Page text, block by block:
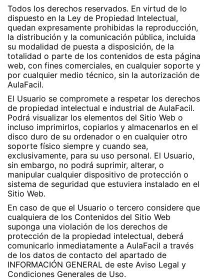
Todos los derechos reservados. En virtud de lo
dispuesto en la Ley de Propiedad Intelectual,
quedan expresamente prohibidas la reproducción,
la distribución y la comunicación pública, incluida
su modalidad de puesta a disposición, de la
totalidad o parte de los contenidos de esta página
web, con fines comerciales, en cualquier soporte y
por cualquier medio técnico, sin la autorización de
AulaFacil.
El Usuario se compromete a respetar los derechos
de propiedad intelectual e industrial de AulaFacil.
Podrá visualizar los elementos del Sitio Web o
incluso imprimirlos, copiarlos y almacenarlos en el
disco duro de su ordenador o en cualquier otro
soporte físico siempre y cuando sea,
exclusivamente, para su uso personal. El Usuario,
sin embargo, no podrá suprimir, alterar, o
manipular cualquier dispositivo de protección o
sistema de seguridad que estuviera instalado en el
Sitio Web.
En caso de que el Usuario o tercero considere que
cualquiera de los Contenidos del Sitio Web
suponga una violación de los derechos de
protección de la propiedad intelectual, deberá
comunicarlo inmediatamente a AulaFacil a través
de los datos de contacto del apartado de
INFORMACIÓN GENERAL de este Aviso Legal y
Condiciones Generales de Uso.